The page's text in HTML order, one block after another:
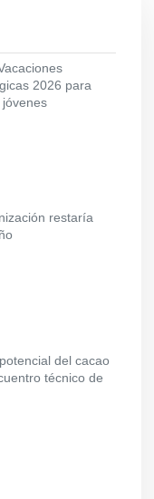
2026 para
restaría
del cacao
técnico de